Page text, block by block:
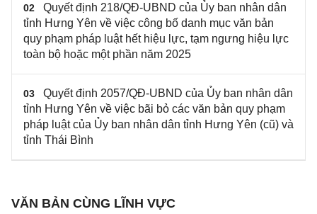
02
Quyết định 218/QĐ-UBND của Ủy ban nhân dân
tỉnh Hưng Yên về việc công bố danh mục văn bản
quy phạm pháp luật hết hiệu lực, tạm ngưng hiệu lực
toàn bộ hoặc một phần năm 2025
03
Quyết định 2057/QĐ-UBND của Ủy ban nhân dân
tỉnh Hưng Yên về việc bãi bỏ các văn bản quy phạm
pháp luật của Ủy ban nhân dân tỉnh Hưng Yên (cũ) và
tỉnh Thái Bình
VĂN BẢN CÙNG LĨNH VỰC